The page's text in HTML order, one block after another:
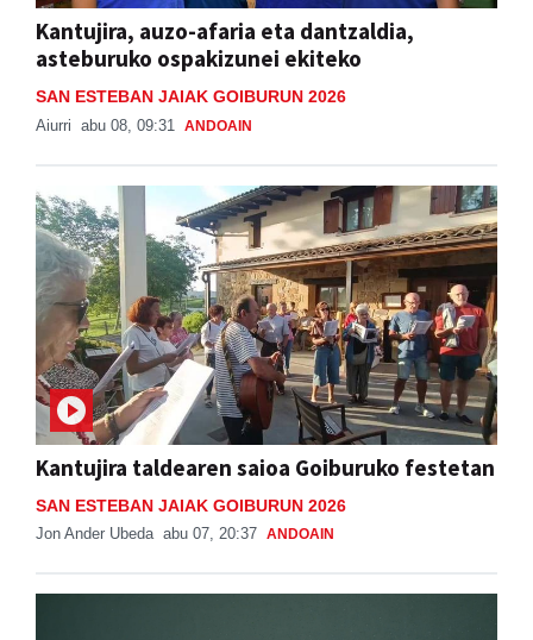
Kantujira, auzo-afaria eta dantzaldia,
asteburuko ospakizunei ekiteko
SAN ESTEBAN JAIAK GOIBURUN 2026
Aiurri abu 08, 09:31 ANDOAIN
Kantujira taldearen saioa Goiburuko festetan
SAN ESTEBAN JAIAK GOIBURUN 2026
Jon Ander Ubeda abu 07, 20:37 ANDOAIN